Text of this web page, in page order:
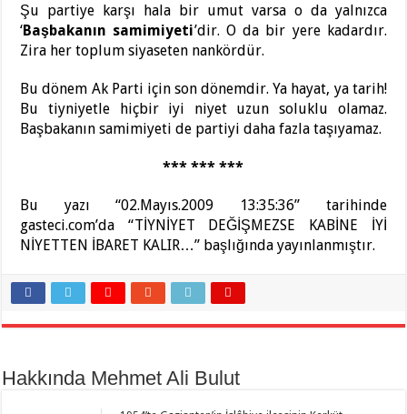
Şu partiye karşı hala bir umut varsa o da yalnızca
‘Başbakanın samimiyeti’dir. O da bir yere kadardır.
Zira her toplum siyaseten nankördür.
Bu dönem Ak Parti için son dönemdir. Ya hayat, ya tarih!
Bu tiyniyetle hiçbir iyi niyet uzun soluklu olamaz.
Başbakanın samimiyeti de partiyi daha fazla taşıyamaz.
*** *** ***
Bu yazı “02.Mayıs.2009 13:35:36” tarihinde
gasteci.com’da “TİYNİYET DEĞİŞMEZSE KABİNE İYİ
NİYETTEN İBARET KALIR…” başlığında yayınlanmıştır.
Hakkında Mehmet Ali Bulut